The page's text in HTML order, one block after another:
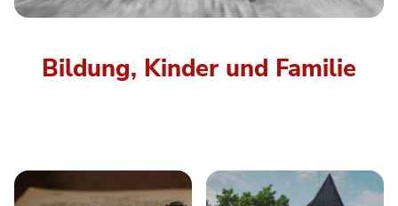
Bildung, Kinder und Familie